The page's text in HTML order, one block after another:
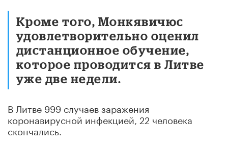
Кроме того, Монкявичюс
удовлетворительно оценил
дистанционное обучение,
которое проводится в Литве
уже две недели.
В Литве 999 случаев заражения
коронавирусной инфекцией, 22 человека
скончались.